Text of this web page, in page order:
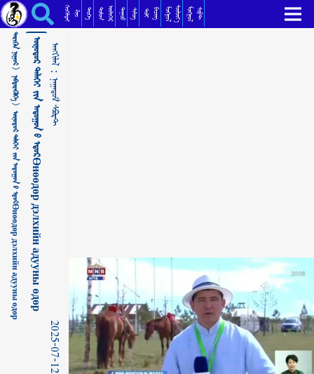
ᠥᠨᠥᠳᠥᠷ ᠳᠡᠯᠡᠬᠡᠢ ᠶ᠋ᠢᠨ ᠠᠳᠤᠭᠤᠨ ᠤ᠋ ᠡᠳᠦᠷӨнөөдөр дэлхийн адууны өдөр ᠨᠠᠭᠠᠳᠤᠮ ᠰᠫᠣᠷᠲ ᠬᠡᠦᠬᠡᠯᠳᠡᠢ ᠺᠢᠨᠣ᠋ ᠲᠡᠦᠬᠡ ᠳᠣᠮᠣᠭ ᠥᠯᠢᠭᠡᠷ ᠳᠠᠭᠤᠤ ᠰᠢᠯᠦᠭ ᠲᠣᠯᠢ ᠪᠢᠴᠢᠭ ᠮᠣᠩᠭᠣᠯᠰᠦᠯᠵᠢᠶ᠎ᠡ ᠮᠣᠩᠭᠣᠯᠰᠣᠹᠲ
ᠲᠡᠷᠢᠭᠦᠨ ᠨᠢᠭᠤᠷ >
ᠨᠡᠪᠲᠡᠷᠡᠭᠦᠯᠭᠡ >
ᠥᠨᠥᠳᠥᠷ ᠳᠡᠯᠡᠬᠡᠢ ᠶ᠋ᠢᠨ ᠠᠳᠤᠭᠤᠨ ᠤ᠋ ᠡᠳᠦᠷӨнөөдөр дэлхийн адууны өдөрᠥᠨᠥᠳᠥᠷ ᠳᠡᠯᠡᠬᠡᠢ ᠶ᠋ᠢᠨ ᠠᠳᠤᠭᠤᠨ ᠤ᠋ ᠡᠳᠦᠷӨнөөдөр дэлхийн адууны өдөр ᠠᠩᠭᠢᠯᠠᠯ：
ᠨᠠᠭᠠᠳᠤᠮ ᠰᠫᠣᠷᠲ
2025-07-12